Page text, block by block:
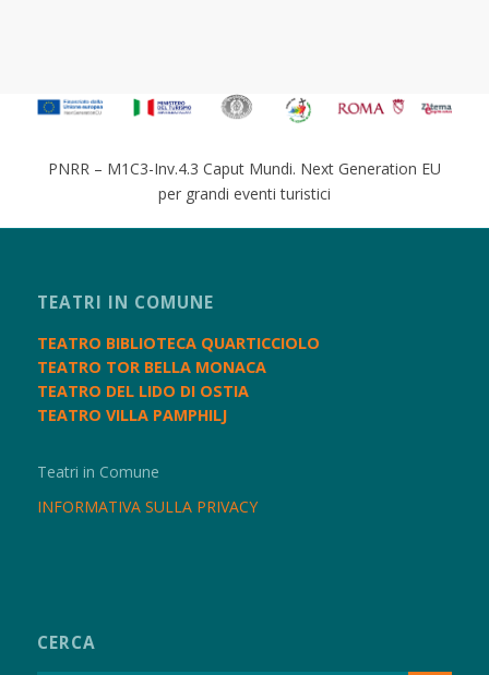
PNRR – M1C3-Inv.4.3 Caput Mundi. Next Generation EU
per grandi eventi turistici
TEATRI IN COMUNE
TEATRO BIBLIOTECA QUARTICCIOLO
TEATRO TOR BELLA MONACA
TEATRO DEL LIDO DI OSTIA
TEATRO VILLA PAMPHILJ
Teatri in Comune
INFORMATIVA SULLA PRIVACY
CERCA